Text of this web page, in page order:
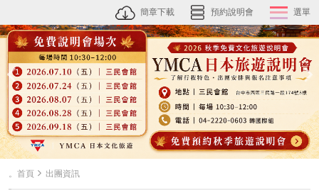
簡章下載 預約說明會 選單
。首頁 出團資訊